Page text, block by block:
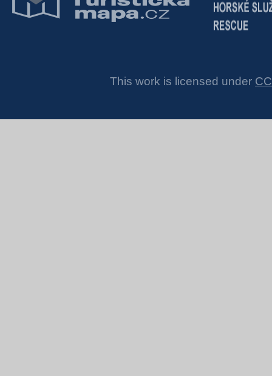
This work is licensed under